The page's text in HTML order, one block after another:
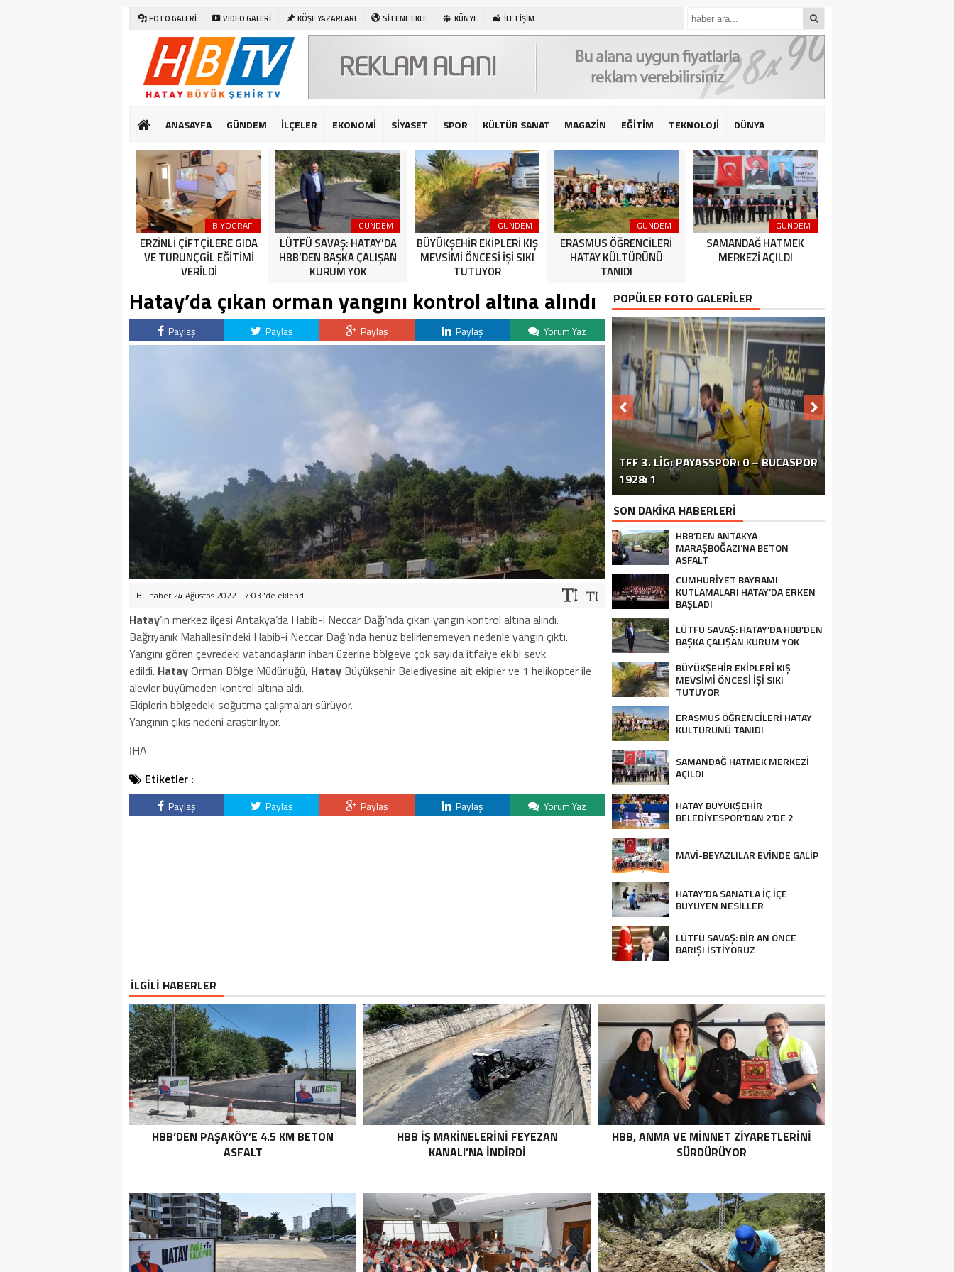
FOTO GALERİ VIDEO GALERİ KÖŞE YAZARLARI SİTENE EKLE KÜNYE İLETİŞİM
ANASAYFA GÜNDEM İLÇELER EKONOMİ SİYASET SPOR KÜLTÜR SANAT MAGAZİN EĞİTİM TEKNOLOJİ DÜNYA
SAĞLIK
BİYOGRAFİ
ERZİNLİ ÇİFTÇİLERE GIDA
VE TURUNÇGİL EĞİTİMİ
VERİLDİ
GÜNDEM
LÜTFÜ SAVAŞ: HATAY’DA
HBB’DEN BAŞKA ÇALIŞAN
KURUM YOK
GÜNDEM
BÜYÜKŞEHİR EKİPLERİ KIŞ
MEVSİMİ ÖNCESİ İŞİ SIKI
TUTUYOR
GÜNDEM
ERASMUS ÖĞRENCİLERİ
HATAY KÜLTÜRÜNÜ
TANIDI
GÜNDEM
SAMANDAĞ HATMEK
MERKEZİ AÇILDI
Hatay’da çıkan orman yangını kontrol altına alındı
Paylaş Paylaş Paylaş Paylaş Yorum Yaz
Bu haber 24 Ağustos 2022 - 7:03 'de eklendi.
Hatay’ın merkez ilçesi Antakya’da Habib-i Neccar Dağı’nda çıkan yangın kontrol altına alındı.
Bağrıyanık Mahallesi’ndeki Habib-i Neccar Dağı’nda henüz belirlenemeyen nedenle yangın çıktı.
Yangını gören çevredeki vatandaşların ihbarı üzerine bölgeye çok sayıda itfaiye ekibi sevk
edildi. HatayOrman Bölge Müdürlüğü, Hatay Büyükşehir Belediyesine ait ekipler ve 1 helikopter ile
alevler büyümeden kontrol altına aldı.
Ekiplerin bölgedeki soğutma çalışmaları sürüyor.
Yangının çıkış nedeni araştırılıyor.
İHA
Etiketler :
Paylaş Paylaş Paylaş Paylaş Yorum Yaz
POPÜLER FOTO GALERİLER
ERZİNLİ ÇİFTÇİLERE GIDA VE
TURUNÇGİL EĞİTİMİ VERİLDİ
HATAY’DAKI ÇATIŞMA VE PATLAMA:
BÖLGEDE OPERASYON SÜRÜYOR
TFF 3. LIG: PAYASSPOR: 0 – BUCASPOR
1928: 1
SİVİL TOPLUM ÖRGÜTLERİ ORTAK
BASIN TOPLANTISI FOTOĞRAF
SON DAKİKA HABERLERİ
HBB’DEN ANTAKYA
MARAŞBOĞAZI’NA BETON
ASFALT
CUMHURİYET BAYRAMI
KUTLAMALARI HATAY’DA ERKEN
BAŞLADI
LÜTFÜ SAVAŞ: HATAY’DA HBB’DEN
BAŞKA ÇALIŞAN KURUM YOK
BÜYÜKŞEHİR EKİPLERİ KIŞ
MEVSİMİ ÖNCESİ İŞİ SIKI
TUTUYOR
ERASMUS ÖĞRENCİLERİ HATAY
KÜLTÜRÜNÜ TANIDI
SAMANDAĞ HATMEK MERKEZİ
AÇILDI
HATAY BÜYÜKŞEHİR
BELEDİYESPOR’DAN 2’DE 2
MAVİ-BEYAZLILAR EVİNDE GALİP
HATAY’DA SANATLA İÇ İÇE
BÜYÜYEN NESİLLER
LÜTFÜ SAVAŞ: BİR AN ÖNCE
BARIŞI İSTİYORUZ
İLGİLİ HABERLER
HBB’DEN PAŞAKÖY’E 4.5 KM BETON
ASFALT
HBB İŞ MAKİNELERİNİ FEYEZAN
KANALI’NA İNDİRDİ
HBB, ANMA VE MİNNET ZİYARETLERİNİ
SÜRDÜRÜYOR